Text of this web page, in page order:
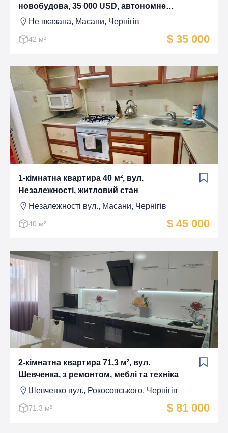
новобудова, 35 000 USD, автономне
опалення
Не вказана, Масани, Чернігів
42 м² $ 35 000
1-кімнатна квартира 40 м², вул.
Незалежності, житловий стан
Незалежності вул., Масани, Чернігів
40 м² $ 45 000
2-кімнатна квартира 71,3 м², вул.
Шевченка, з ремонтом, меблі та техніка
Шевченко вул., Рокосовського, Чернігів
71.3 м² $ 81 000